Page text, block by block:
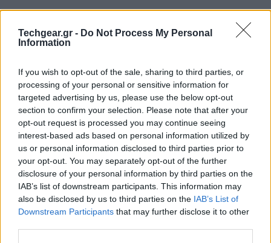
Techgear.gr - Do Not Process My Personal
Information
If you wish to opt-out of the sale, sharing to third parties, or
processing of your personal or sensitive information for
targeted advertising by us, please use the below opt-out
section to confirm your selection. Please note that after your
opt-out request is processed you may continue seeing
interest-based ads based on personal information utilized by
us or personal information disclosed to third parties prior to
your opt-out. You may separately opt-out of the further
disclosure of your personal information by third parties on the
IAB’s list of downstream participants. This information may
also be disclosed by us to third parties on the IAB’s List of
Downstream Participants that may further disclose it to other